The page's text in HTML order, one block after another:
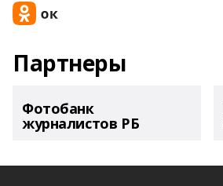
Партнеры
Фотобанк
журналистов РБ